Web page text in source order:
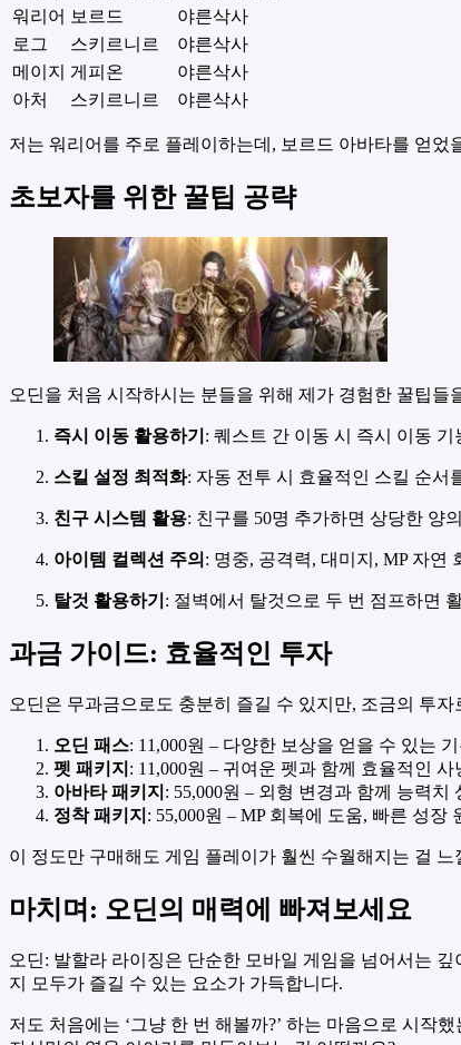
워리어 보르드
야른삭사
로그
스키르니르
야른삭사
메이지 게피온
야른삭사
아처
스키르니르 야른삭사
저는 워리어를 주로 플레이하는데, 보르드 아바타를 얻
초보자를 위한 꿀팁 공략
오딘을 처음 시작하시는 분들을 위해 제가 경험한 꿀팁들
즉시 이동 활용하기 : 퀘스트 간 이동 시 즉시 이동
스킬 설정 최적화: 자동 전투 시 효율적인 스킬 순서
친구 시스템 활용: 친구를 50명 추가하면 상당한 양
아이템 컬렉션 주의 : 명중, 공격력, 대미지, MP 자연
탈것 활용하기 : 절벽에서 탈것으로 두 번 점프하면
과금 가이드: 효율적인 투자
오딘은 무과금으로도 충분히 즐길 수 있지만, 조금의 투
오딘 패스: 11,000원 – 다양한 보상을 얻을 수 있는
펫 패키지 : 11,000원 – 귀여운 펫과 함께 효율적인 사
아바타 패키지 : 55,000원 – 외형 변경과 함께 능력치
정착 패키지 : 55,000원 – MP 회복에 도움, 빠른 성장
이 정도만 구매해도 게임 플레이가 훨씬 수월해지는 걸 느
마치며: 오딘의 매력에 빠져보세요
오딘: 발할라 라이징은 단순한 모바일 게임을 넘어서는
지 모두가 즐길 수 있는 요소가 가득합니다.
저도 처음에는 ‘그냥 한 번 해볼까?’ 하는 마음으로 시작